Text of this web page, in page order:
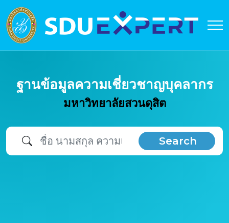
ฐานข้อมูลความเชี่ยวชาญบุคลากร
มหาวิทยาลัยสวนดุสิต
Search